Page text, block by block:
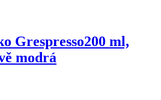
Grespresso200 ml,
modrá